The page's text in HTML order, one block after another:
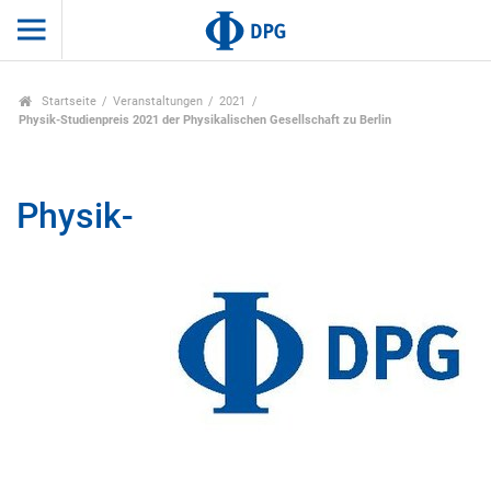
Startseite Veranstaltungen
2021
Physik-Studienpreis 2021 der Physikalischen Gesellschaft zu Berlin
Physik-